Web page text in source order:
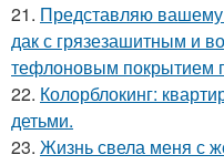
21. Представляю
дак с грязезашитным и
тефлоновым покрытием
22. Колорблокинг:
детьми.
23. Жизнь свела меня с